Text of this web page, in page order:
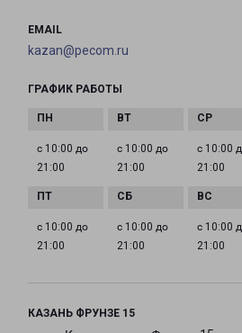
EMAIL
kazan@pecom.ru
ГРАФИК РАБОТЫ
с 10:00 до
21:00
с 10:00 до
21:00
с 10:00
21:00
с 10:00 до
21:00
с 10:00 до
21:00
с 10:00
21:00
КАЗАНЬ ФРУНЗЕ 15